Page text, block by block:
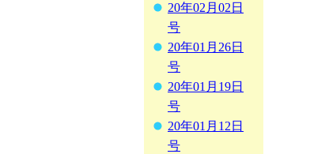
20年02月02日
号
20年01月26日
号
20年01月19日
号
20年01月12日
号